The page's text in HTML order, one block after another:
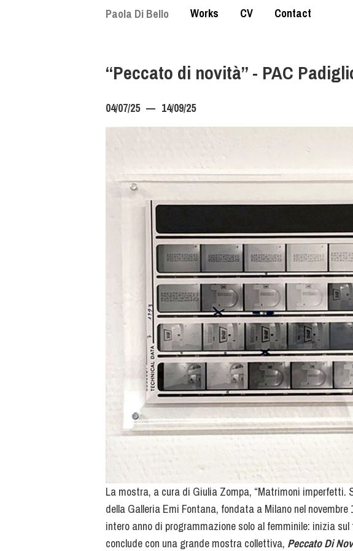
Paola Di Bello Works CV Contact
“Peccato di novità” - PAC
04/07/25 14/09/25
La mostra, a cura di Giulia Zompa, “Matrimoni imperfetti.
della Galleria Emi Fontana, fondata a Milano nel
intero anno di programmazione solo al femminile: inizia
conclude con una grande mostra collettiva, Peccato Di